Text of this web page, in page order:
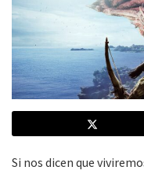
Si nos dicen que